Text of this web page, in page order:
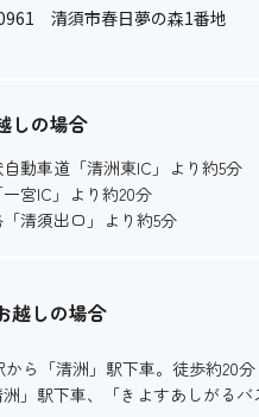
清須市春日夢の森1番地
しの場合
動車道「清洲東IC」より約5分
宮IC」より約20分
清須出口」より約5分
越しの場合
ら「清洲」駅下車。徒歩約20分
」駅下車、「きよすあしがる